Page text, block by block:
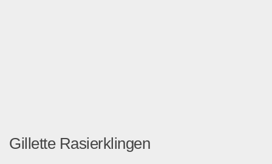
Gillette Rasierklingen